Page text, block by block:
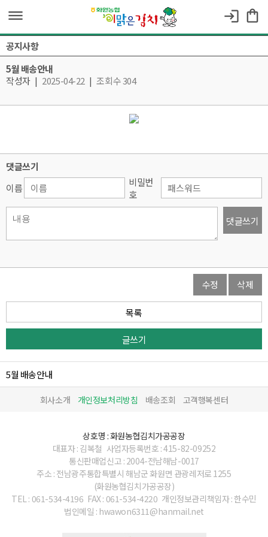
dehaze login shopping_bag
공지사항
5월 배송안내
작성자 | 2025-04-22 | 조회수 304
댓글쓰기
이름
비밀번
호
댓글쓰기
수정 삭제
목록
글쓰기
5월 배송안내
회사소개 개인정보처리방침 배송조회 고객행복센터
상호명 : 화원농협김치가공공장
대표자 : 김복철 사업자등록번호 : 415-82-09252
통신판매업신고 : 2004-전남해남-0017
주소 : 전남광주통합특별시 해남군 화원면 관광레저로 1255
(화원농협김치가공공장)
TEL : 061-534-4196 FAX : 061-534-4220 개인정보관리책임자 : 한수민
법인메일 : hwawon6311@hanmail.net